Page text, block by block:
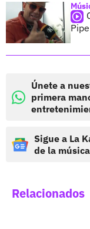
Únete a
primera
Sigue a La
de la música
Relacionados